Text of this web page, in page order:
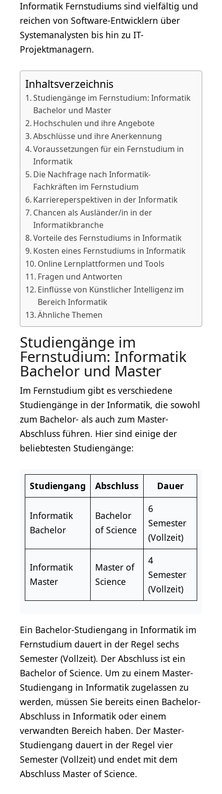
Informatik Fernstudiums sind vielfältig und
reichen von Software-Entwicklern über
Systemanalysten bis hin zu IT-
Projektmanagern.
Inhaltsverzeichnis
Studiengänge im Fernstudium: Informatik
Bachelor und Master
Hochschulen und ihre Angebote
Abschlüsse und ihre Anerkennung
Voraussetzungen für ein Fernstudium in
Informatik
Die Nachfrage nach Informatik-
Fachkräften im Fernstudium
Karriereperspektiven in der Informatik
Chancen als Ausländer/in in der
Informatikbranche
Vorteile des Fernstudiums in Informatik
Kosten eines Fernstudiums in Informatik
Online Lernplattformen und Tools
Fragen und Antworten
Einflüsse von Künstlicher Intelligenz im
Bereich Informatik
Ähnliche Themen
Studiengänge im
Fernstudium: Informatik
Bachelor und Master
Im Fernstudium gibt es verschiedene
Studiengänge in der Informatik, die sowohl
zum Bachelor- als auch zum Master-
Abschluss führen. Hier sind einige der
beliebtesten Studiengänge:
Studiengang Abschluss Dauer
Informatik
Bachelor
Bachelor
of Science
6
Semester
(Vollzeit)
Informatik
Master
Master of
Science
4
Semester
(Vollzeit)
Ein Bachelor-Studiengang in Informatik im
Fernstudium dauert in der Regel sechs
Semester (Vollzeit). Der Abschluss ist ein
Bachelor of Science. Um zu einem Master-
Studiengang in Informatik zugelassen zu
werden, müssen Sie bereits einen Bachelor-
Abschluss in Informatik oder einem
verwandten Bereich haben. Der Master-
Studiengang dauert in der Regel vier
Semester (Vollzeit) und endet mit dem
Abschluss Master of Science.